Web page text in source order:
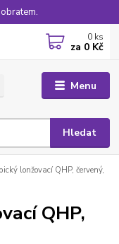
Menu
Hledat
0 ks
za 0 Kč
lonžovací QHP, červený,
QHP,